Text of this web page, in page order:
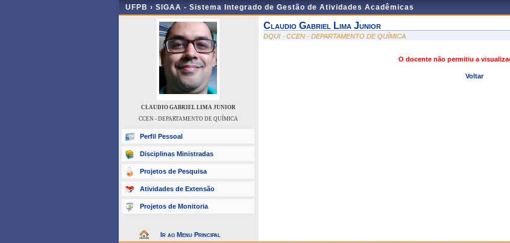
UFPB › SIGAA - Sistema Integrado de Gestão de Atividades Acadêmicas
CLAUDIO GABRIEL LIMA JUNIOR
CCEN - DEPARTAMENTO DE QUÍMICA
Perfil Pessoal
Disciplinas Ministradas
Projetos de Pesquisa
Atividades de Extensão
Projetos de Monitoria
Ir ao Menu Principal
Claudio Gabriel Lima Junior
DQUI - CCEN - DEPARTAMENTO DE QUÍMICA
O docente não permitiu a
Voltar